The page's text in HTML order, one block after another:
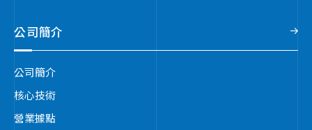
公司簡介
公司簡介
核心技術
營業據點